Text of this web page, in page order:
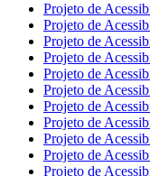
Projeto de
Projeto de
Projeto de
Projeto de
Projeto de
Projeto de
Projeto de
Projeto de
Projeto de
Projeto de
Projeto de